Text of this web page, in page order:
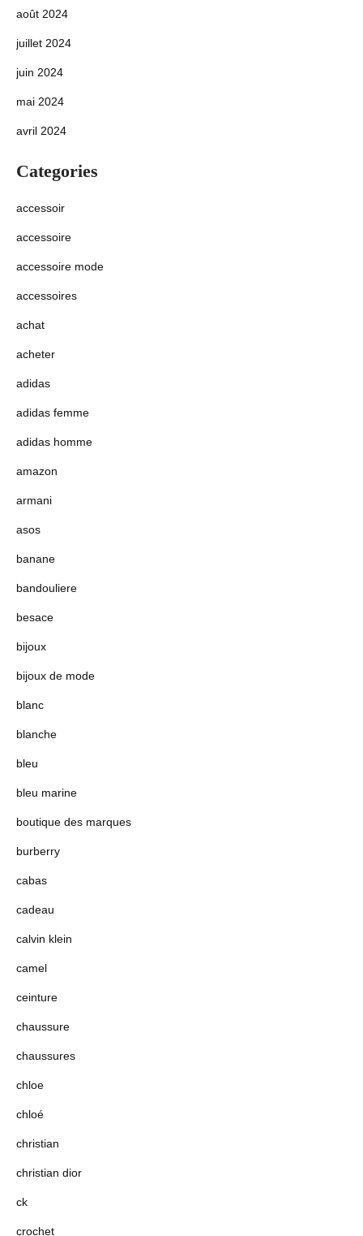
août 2024
juillet 2024
juin 2024
mai 2024
avril 2024
Categories
accessoir
accessoire
accessoire mode
accessoires
achat
acheter
adidas
adidas femme
adidas homme
amazon
armani
asos
banane
bandouliere
besace
bijoux
bijoux de mode
blanc
blanche
bleu
bleu marine
boutique des marques
burberry
cabas
cadeau
calvin klein
camel
ceinture
chaussure
chaussures
chloe
chloé
christian
christian dior
ck
crochet